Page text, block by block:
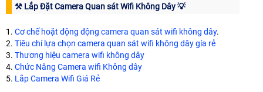
⚒ Lắp Đặt Camera Quan sát Wifi Không Dây 💡
1. Cơ chế hoặt động động camera quan sát wifi không dây.
2. Tiêu chí lựa chọn camera quan sát wifi không dây gía rẻ
3. Thương hiệu camera wifi không dây
4. Chức Năng Camera wifi Không dây
5. Lắp Camera Wifi Giá Rẻ